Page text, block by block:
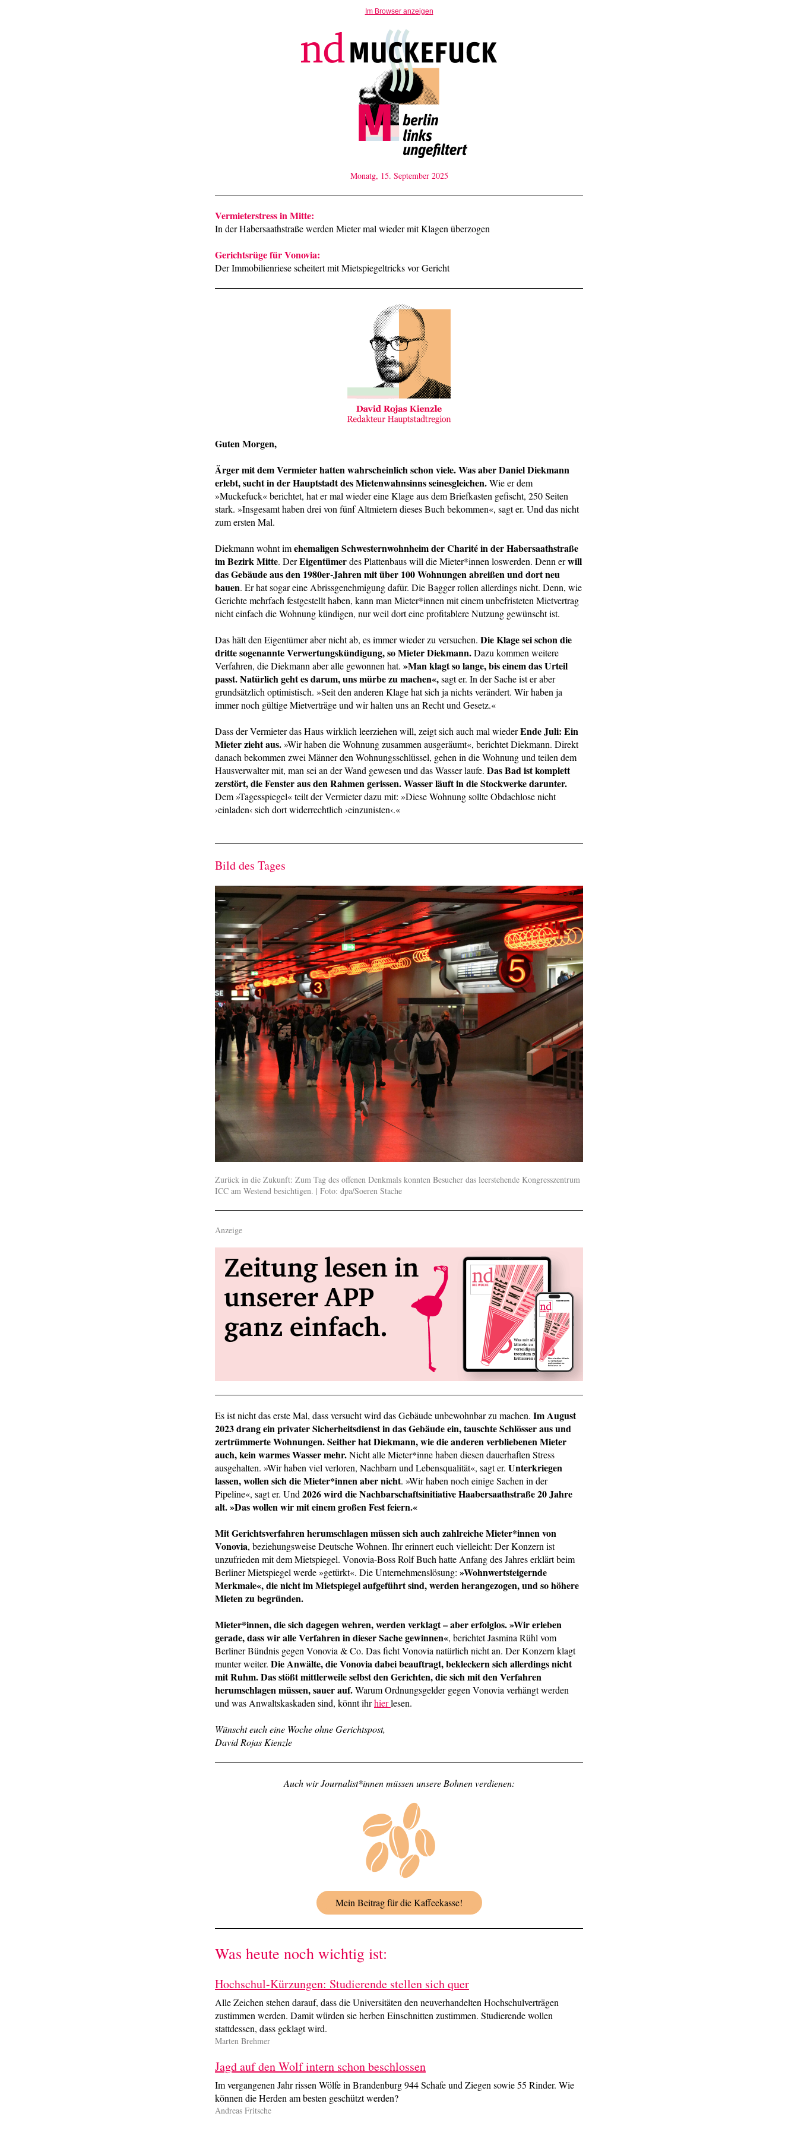
Im Browser anzeigen
Monatg, 15. September 2025
Vermieterstress in Mitte:
In der Habersaathstraße werden Mieter mal wieder mit Klagen überzogen
Gerichtsrüge für Vonovia:
Der Immobilienriese scheitert mit Mietspiegeltricks vor Gericht
Guten Morgen,
Ärger mit dem Vermieter hatten wahrscheinlich schon viele. Was aber Daniel Diekmann
erlebt, sucht in der Hauptstadt des Mietenwahnsinns seinesgleichen.Wie er dem
»Muckefuck« berichtet, hat er mal wieder eine Klage aus dem Briefkasten gefischt, 250 Seiten
stark. »Insgesamt haben drei von fünf Altmietern dieses Buch bekommen«, sagt er. Und das nicht
zum ersten Mal.
Diekmann wohnt imehemaligen Schwesternwohnheim der Charité in der Habersaathstraße
im Bezirk Mitte. DerEigentümerdes Plattenbaus will die Mieter*innen loswerden. Denn erwill
das Gebäude aus den 1980er-Jahren mit über 100 Wohnungen abreißen und dort neu
bauen. Er hat sogar eine Abrissgenehmigung dafür. Die Bagger rollen allerdings nicht. Denn, wie
Gerichte mehrfach festgestellt haben, kann man Mieter*innen mit einem unbefristeten Mietvertrag
nicht einfach die Wohnung kündigen, nur weil dort eine profitablere Nutzung gewünscht ist.
Das hält den Eigentümer aber nicht ab, es immer wieder zu versuchen. Die Klage sei schon die
dritte sogenannte Verwertungskündigung, so Mieter Diekmann.Dazu kommen weitere
Verfahren, die Diekmann aber alle gewonnen hat. »Man klagt so lange, bis einem das Urteil
passt. Natürlich geht es darum, uns mürbe zu machen«,sagt er. In der Sache ist er aber
grundsätzlich optimistisch. »Seit den anderen Klage hat sich ja nichts verändert. Wir haben ja
immer noch gültige Mietverträge und wir halten uns an Recht und Gesetz.«
Dass der Vermieter das Haus wirklich leerziehen will, zeigt sich auch mal wiederEnde Juli: Ein
Mieter zieht aus.»Wir haben die Wohnung zusammen ausgeräumt«, berichtet Diekmann. Direkt
danach bekommen zwei Männer den Wohnungsschlüssel, gehen in die Wohnung und teilen dem
Hausverwalter mit, man sei an der Wand gewesen und das Wasser laufe. Das Bad ist komplett
zerstört, die Fenster aus den Rahmen gerissen. Wasser läuft in die Stockwerke darunter.
Dem »Tagesspiegel« teilt der Vermieter dazu mit: »Diese Wohnung sollte Obdachlose nicht
›einladen‹ sich dort widerrechtlich ›einzunisten‹.«
Bild des Tages
Zurück in die Zukunft: Zum Tag des offenen Denkmals konnten Besucher das leerstehende Kongresszentrum
ICC am Westend besichtigen. | Foto: dpa/Soeren Stache
Anzeige
Es ist nicht das erste Mal, dass versucht wird das Gebäude unbewohnbar zu machen. Im August
2023 drang ein privater Sicherheitsdienst in das Gebäude ein, tauschte Schlösser aus und
zertrümmerte Wohnungen. Seither hat Diekmann, wie die anderen verbliebenen Mieter
auch, kein warmes Wasser mehr.Nicht alle Mieter*inne haben diesen dauerhaften Stress
ausgehalten. »Wir haben viel verloren, Nachbarn und Lebensqualität«, sagt er. Unterkriegen
lassen, wollen sich die Mieter*innen aber nicht. »Wir haben noch einige Sachen in der
Pipeline«, sagt er. Und 2026 wird die Nachbarschaftsinitiative Haabersaathstraße 20 Jahre
alt. »Das wollen wir mit einem großen Fest feiern.«
Mit Gerichtsverfahren herumschlagen müssen sich auch zahlreiche Mieter*innen von
Vonovia, beziehungsweise Deutsche Wohnen. Ihr erinnert euch vielleicht: Der Konzern ist
unzufrieden mit dem Mietspiegel. Vonovia-Boss Rolf Buch hatte Anfang des Jahres erklärt beim
Berliner Mietspiegel werde »getürkt«. Die Unternehmenslösung: »Wohnwertsteigernde
Merkmale«, die nicht im Mietspiegel aufgeführt sind, werden herangezogen, und so höhere
Mieten zu begründen.
Mieter*innen, die sich dagegen wehren, werden verklagt – aber erfolglos. »Wir erleben
gerade, dass wir alle Verfahren in dieser Sache gewinnen«, berichtet Jasmina Rühl vom
Berliner Bündnis gegen Vonovia & Co. Das ficht Vonovia natürlich nicht an. Der Konzern klagt
munter weiter. Die Anwälte, die Vonovia dabei beauftragt, bekleckern sich allerdings nicht
mit Ruhm. Das stößt mittlerweile selbst den Gerichten, die sich mit den Verfahren
herumschlagen müssen, sauer auf.Warum Ordnungsgelder gegen Vonovia verhängt werden
und was Anwaltskaskaden sind, könnt ihrhierlesen.
Wünscht euch eine Woche ohne Gerichtspost,
David Rojas Kienzle
Auch wir Journalist*innen müssen unsereBohnenverdienen:
Mein Beitrag für die Kaffeekasse!
Was heute noch wichtig ist:
Hochschul-Kürzungen: Studierende stellen sich quer
Alle Zeichen stehen darauf, dass die Universitäten den neuverhandelten Hochschulverträgen
zustimmen werden. Damit würden sie herben Einschnitten zustimmen. Studierende wollen
stattdessen, dass geklagt wird.
Marten Brehmer
Jagd auf den Wolf intern schon beschlossen
Im vergangenen Jahr rissen Wölfe in Brandenburg 944 Schafe und Ziegen sowie 55 Rinder. Wie
können die Herden am besten geschützt werden?
Andreas Fritsche